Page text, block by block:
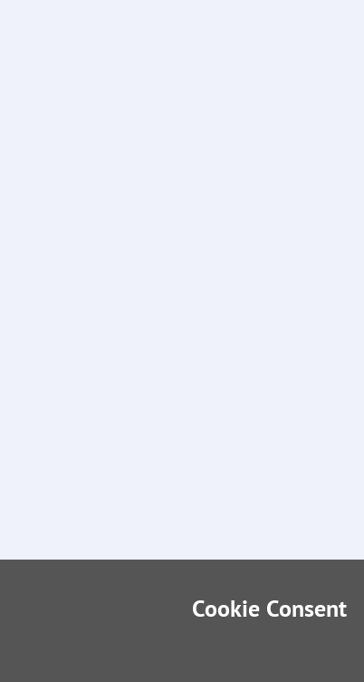
Cookie Consent